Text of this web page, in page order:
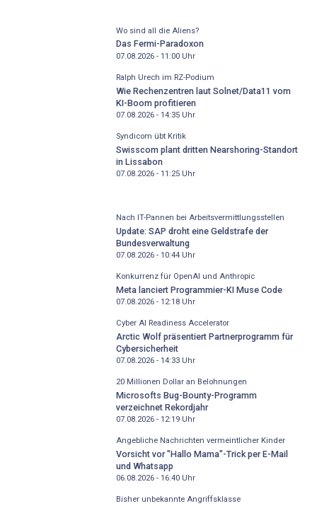
Wo sind all die Aliens?
Das Fermi-Paradoxon
07.08.2026 - 11:00Uhr
Ralph Urech im RZ-Podium
Wie Rechenzentren laut Solnet/Data11 vom
KI-Boom profitieren
07.08.2026 - 14:35Uhr
Syndicom übt Kritik
Swisscom plant dritten Nearshoring-Standort
in Lissabon
07.08.2026 - 11:25Uhr
Nach IT-Pannen bei Arbeitsvermittlungsstellen
Update: SAP droht eine Geldstrafe der
Bundesverwaltung
07.08.2026 - 10:44Uhr
Konkurrenz für OpenAI und Anthropic
Meta lanciert Programmier-KI Muse Code
07.08.2026 - 12:18Uhr
Cyber AI Readiness Accelerator
Arctic Wolf präsentiert Partnerprogramm für
Cybersicherheit
07.08.2026 - 14:33Uhr
20 Millionen Dollar an Belohnungen
Microsofts Bug-Bounty-Programm
verzeichnet Rekordjahr
07.08.2026 - 12:19Uhr
Angebliche Nachrichten vermeintlicher Kinder
Vorsicht vor "Hallo Mama"-Trick per E-Mail
und Whatsapp
06.08.2026 - 16:40Uhr
Bisher unbekannte Angriffsklasse